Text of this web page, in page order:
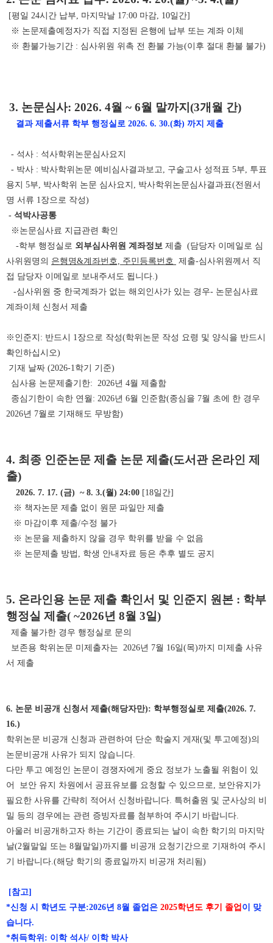
[평일 24시간 납부, 마지막날 17:00 마감, 10일간]
※ 논문제출예정자가 직접 지정된 은행에 납부 또는 계좌 이체
※ 환불가능기간 : 심사위원 위촉 전 환불 가능(이후 절대 환불 불가)
3. 논문심사: 2026. 4월 ~ 6월 말까지(3개월 간)
결과 제출서류 학부 행정실로 2026. 6. 30.(화) 까지 제출
- 석사 : 석사학위논문심사요지
- 박사 : 박사학위논문 예비심사결과보고, 구술고사 성적표 5부, 투표
용지 5부, 박사학위 논문 심사요지, 박사학위논문심사결과표(전원서
명 서류 1장으로 작성)
- 석박사공통
※논문심사료 지급관련 확인
-학부 행정실로 외부심사위원 계좌정보 제출 (담당자 이메일로 심
사위원명의 은행명&계좌번호, 주민등록번호 제출-심사위원께서 직
접 담당자 이메일로 보내주셔도 됩니다.)
-심사위원 중 한국계좌가 없는 해외인사가 있는 경우- 논문심사료
계좌이체 신청서 제출
※인준지: 반드시 1장으로 작성(학위논문 작성 요령 및 양식을 반드시
확인하십시오)
기재 날짜 (2026-1학기 기준)
심사용 논문제출기한: 2026년 4월 제출함
종심기한이 속한 연월: 2026년 6월 인준함(종심을 7월 초에 한 경우
2026년 7월로 기재해도 무방함)
4. 최종 인준논문 제출 논문 제출(도서관 온라인 제
출)
2026. 7. 17. (금) ~ 8. 3.(월) 24:00 [18일간]
※ 책자논문 제출 없이 원문 파일만 제출
※ 마감이후 제출/수정 불가
※ 논문을 제출하지 않을 경우 학위를 받을 수 없음
※ 논문제출 방법, 학생 안내자료 등은 추후 별도 공지
5. 온라인용 논문 제출 확인서 및 인준지 원본 : 학부
행정실 제출( ~2026년 8월 3일)
제출 불가한 경우 행정실로 문의
보존용 학위논문 미제출자는 2026년 7월 16일(목)까지 미제출 사유
서 제출
6. 논문 비공개 신청서 제출(해당자만): 학부행정실로 제출(2026. 7.
16.)
학위논문 비공개 신청과 관련하여 단순 학술지 게재(및 투고예정)의
논문비공개 사유가 되지 않습니다.
다만 투고 예정인 논문이 경쟁자에게 중요 정보가 노출될 위험이 있
어 보안 유지 차원에서 공표유보를 요청할 수 있으므로, 보안유지가
필요한 사유를 간략히 적어서 신청바랍니다. 특허출원 및 군사상의 비
밀 등의 경우에는 관련 증빙자료를 첨부하여 주시기 바랍니다.
아울러 비공개하고자 하는 기간이 종료되는 날이 속한 학기의 마지막
날(2월말일 또는 8월말일)까지를 비공개 요청기간으로 기재하여 주시
기 바랍니다.(해당 학기의 종료일까지 비공개 처리됨)
[참고]
*신청 시 학년도 구분:2026년 8월 졸업은 2025학년도 후기 졸업 이 맞
습니다.
*취득학위: 이학 석사/ 이학 박사